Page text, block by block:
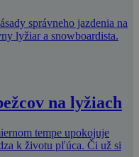
správneho jazdenia na
lyžiar a snowboardista.
na lyžiach
tempe upokojuje
k životu pľúca. Či už si